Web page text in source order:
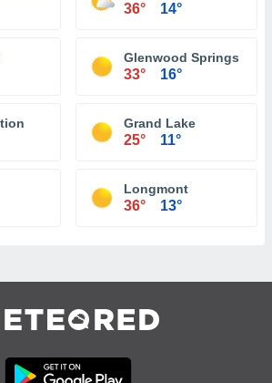
36° 14°
Glenwood Springs
33° 16°
Grand Lake
25° 11°
Longmont
36° 13°